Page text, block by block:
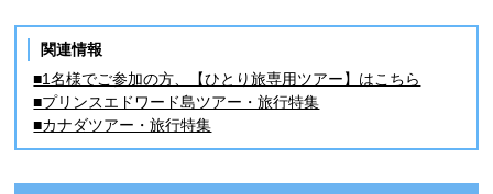
関連情報
■1名様でご参加の方、【ひとり旅専用ツアー】はこちら
■プリンスエドワード島ツアー・旅行特集
■カナダツアー・旅行特集